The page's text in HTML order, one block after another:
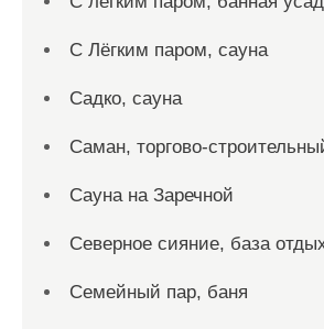
С Лёгким паром, сауна
Садко, сауна
Саман, торгово-
Сауна на Заречной
Северное сияние, база
Семейный пар, баня